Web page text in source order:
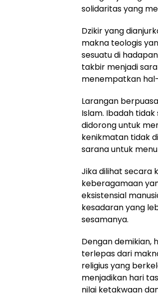
solidaritas yang
Dzikir yang
makna teologis
sesuatu di
takbir menjadi
menempatkan
Larangan
Islam. Ibadah
didorong untuk
kenikmatan tidak
sarana untuk
Jika dilihat secara
keberagamaan
eksistensial
kesadaran yang
sesamanya.
Dengan demikian,
terlepas dari
religius yang
menjadikan hari
nilai ketakwaan